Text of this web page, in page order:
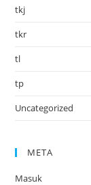
tkj
tkr
tl
tp
Uncategorized
META
Masuk